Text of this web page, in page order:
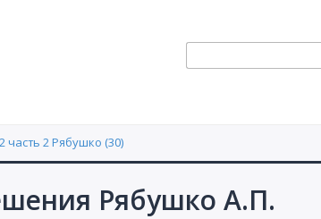
часть 2 Рябушко (30)
Рябушко А.П.